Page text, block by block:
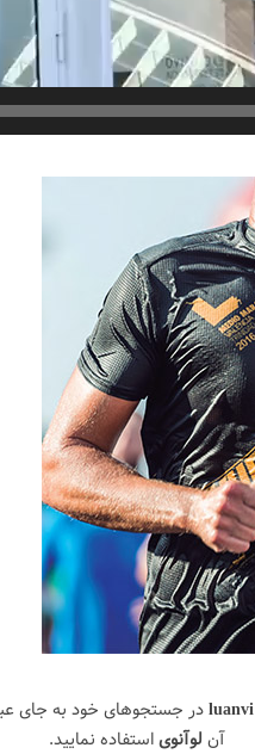
luanviدر جستجوهای خود به جای
آن لوآنویاستفاده نمایید.